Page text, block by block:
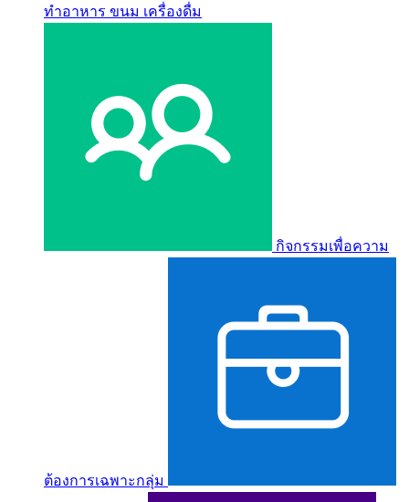
ทำอาหาร ขนม เครื่องดื่ม
กิจกรรมเพื่อความ
ต้องการเฉพาะกลุ่ม